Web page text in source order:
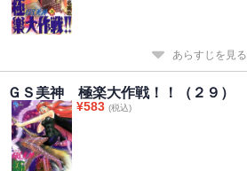
あらすじを見る
ＧＳ美神 極楽大作戦！！（２９）
¥583 (税込)